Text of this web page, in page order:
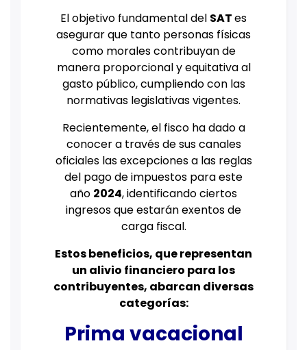
El objetivo fundamental del SATes
asegurar que tanto personas físicas
como morales contribuyan de
manera proporcional y equitativa al
gasto público, cumpliendo con las
normativas legislativas vigentes.
Recientemente, el fisco ha dado a
conocer a través de sus canales
oficiales las excepciones a las reglas
del pago de impuestos para este
año 2024, identificando ciertos
ingresos que estarán exentos de
carga fiscal.
Estos beneficios, que representan
un alivio financiero para los
contribuyentes, abarcan diversas
categorías:
Prima vacacional